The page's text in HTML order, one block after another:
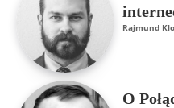
Rajmund
O